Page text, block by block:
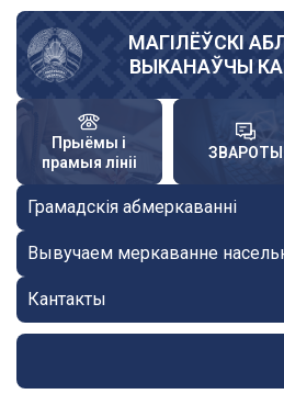
Skip
main
content
МАГІЛЁЎСКІ
ВЫКАНАЎЧЫ
Прыёмы і
прамыя лініі
ЗВАРОТЫ
Грамадскія абмеркаванні
Вывучаем меркаванне
Кантакты